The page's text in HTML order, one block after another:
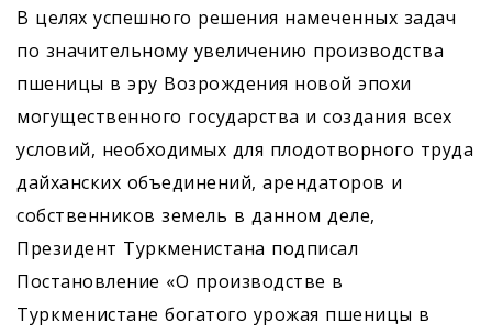
В целях успешного решения намеченных задач
по значительному увеличению производства
пшеницы в эру Возрождения новой эпохи
могущественного государства и создания всех
условий, необходимых для плодотворного труда
дайханских объединений, арендаторов и
собственников земель в данном деле,
Президент Туркменистана подписал
Постановление «О производстве в
Туркменистане богатого урожая пшеницы в